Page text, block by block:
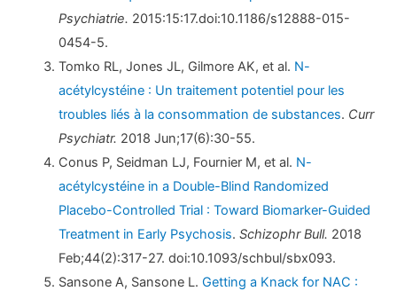
Psychiatrie. 2015:15:17.doi:10.1186/s12888-015-
0454-5.
Tomko RL, Jones JL, Gilmore AK, et al. N-
acétylcystéine : Un traitement potentiel pour les
troubles liés à la consommation de substances. Curr
Psychiatr. 2018 Jun;17(6):30-55.
Conus P, Seidman LJ, Fournier M, et al. N-
acétylcystéine in a Double-Blind Randomized
Placebo-Controlled Trial : Toward Biomarker-Guided
Treatment in Early Psychosis.Schizophr Bull. 2018
Feb;44(2):317-27. doi:10.1093/schbul/sbx093.
Sansone A, Sansone L.Getting a Knack for NAC :